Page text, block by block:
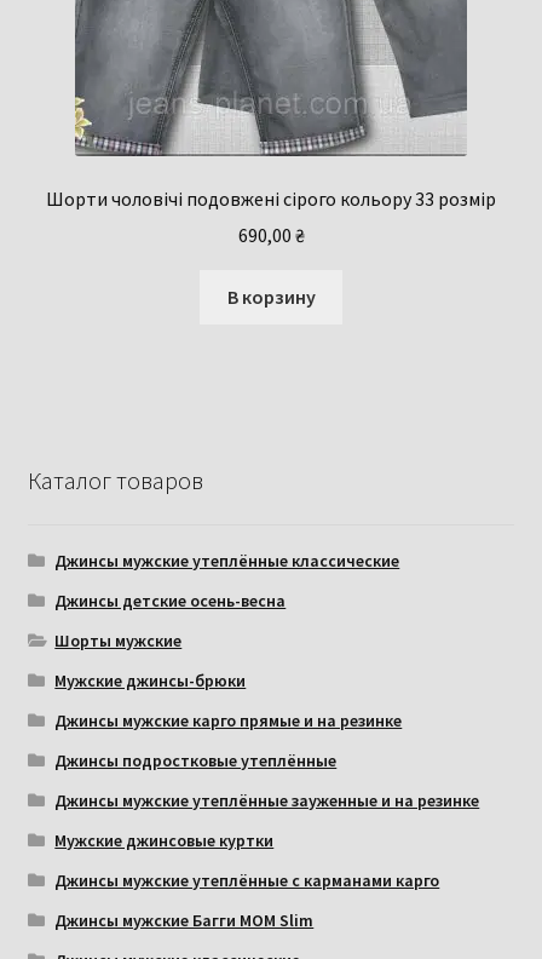
Шорти чоловічі подовжені сірого кольору 33 розмір
690,00 ₴
В корзину
Каталог товаров
Джинсы мужские утеплённые классические
Джинсы детские осень-весна
Шорты мужские
Мужские джинсы-брюки
Джинсы мужские карго прямые и на резинке
Джинсы подростковые утеплённые
Джинсы мужские утеплённые зауженные и на резинке
Мужские джинсовые куртки
Джинсы мужские утеплённые с карманами карго
Джинсы мужские Багги МОМ Slim